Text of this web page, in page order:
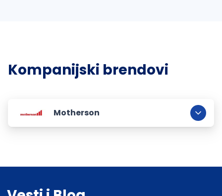
Kompanijski brendovi
Motherson